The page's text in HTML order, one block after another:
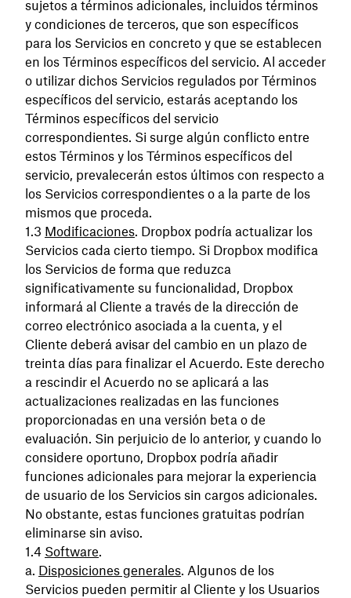
sujetos a términos adicionales, incluidos términos
y condiciones de terceros, que son específicos
para los Servicios en concreto y que se establecen
en los Términos específicos del servicio. Al acceder
o utilizar dichos Servicios regulados por Términos
específicos del servicio, estarás aceptando los
Términos específicos del servicio
correspondientes. Si surge algún conflicto entre
estos Términos y los Términos específicos del
servicio, prevalecerán estos últimos con respecto a
los Servicios correspondientes o a la parte de los
mismos que proceda.
Modificaciones. Dropbox podría actualizar los
Servicios cada cierto tiempo. Si Dropbox modifica
los Servicios de forma que reduzca
significativamente su funcionalidad, Dropbox
informará al Cliente a través de la dirección de
correo electrónico asociada a la cuenta, y el
Cliente deberá avisar del cambio en un plazo de
treinta días para finalizar el Acuerdo. Este derecho
a rescindir el Acuerdo no se aplicará a las
actualizaciones realizadas en las funciones
proporcionadas en una versión beta o de
evaluación. Sin perjuicio de lo anterior, y cuando lo
considere oportuno, Dropbox podría añadir
funciones adicionales para mejorar la experiencia
de usuario de los Servicios sin cargos adicionales.
No obstante, estas funciones gratuitas podrían
eliminarse sin aviso.
Software.
Disposiciones generales. Algunos de los
Servicios pueden permitir al Cliente y los Usuarios